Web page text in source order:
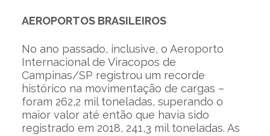
AEROPORTOS BRASILEIROS
No ano passado, inclusive, o Aeroporto
Internacional de Viracopos de
Campinas/SP registrou um recorde
histórico na movimentação de cargas –
foram 262,2 mil toneladas, superando o
maior valor até então que havia sido
registrado em 2018, 241,3 mil toneladas. As